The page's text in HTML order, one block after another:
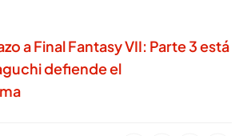
a Final Fantasy VII: Parte 3 está
defiende el